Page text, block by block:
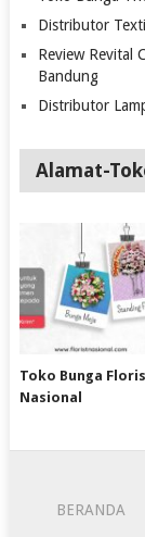
Distributor
Review Revital
Bandung
Distributor
Alamat-
Toko Bunga
Nasional
BERANDA